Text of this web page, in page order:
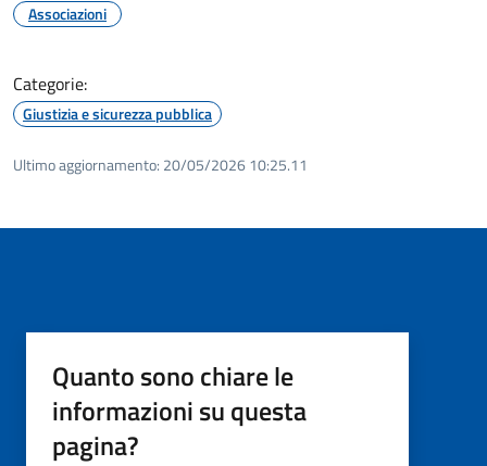
Associazioni
Categorie:
Giustizia e sicurezza pubblica
Ultimo aggiornamento: 20/05/2026 10:25.11
Quanto sono chiare le
informazioni su questa
pagina?